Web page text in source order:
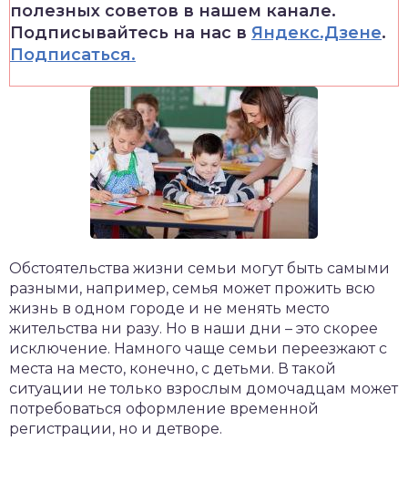
полезных советов в нашем канале.
Подписывайтесь на нас в Яндекс.Дзене.
Подписаться.
​Обстоятельства жизни семьи могут быть самыми
разными, например, семья может прожить всю
жизнь в одном городе и не менять место
жительства ни разу. Но в наши дни – это скорее
исключение. Намного чаще семьи переезжают с
места на место, конечно, с детьми. В такой
ситуации не только взрослым домочадцам может
потребоваться оформление временной
регистрации, но и детворе.